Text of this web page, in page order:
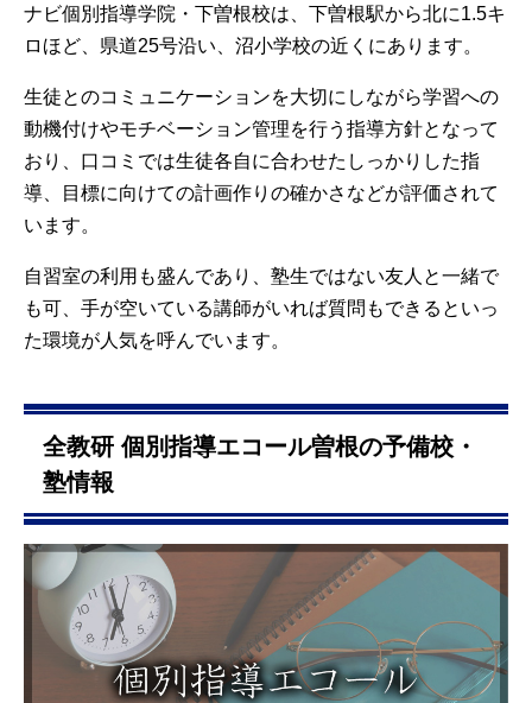
ナビ個別指導学院・下曽根校は、下曽根駅から北に1.5キ
ロほど、県道25号沿い、沼小学校の近くにあります。
生徒とのコミュニケーションを大切にしながら学習への
動機付けやモチベーション管理を行う指導方針となって
おり、口コミでは生徒各自に合わせたしっかりした指
導、目標に向けての計画作りの確かさなどが評価されて
います。
自習室の利用も盛んであり、塾生ではない友人と一緒で
も可、手が空いている講師がいれば質問もできるといっ
た環境が人気を呼んでいます。
全教研 個別指導エコール曽根の予備校・
塾情報